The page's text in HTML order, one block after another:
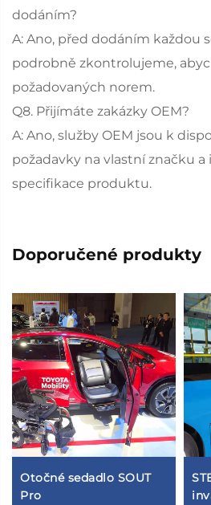
dodáním?
A: Ano, před dodáním každou
podrobně zkontrolujeme,
požadovaných norem.
Q8. Přijímáte zakázky OEM?
A: Ano, služby OEM jsou k
požadavky na vlastní značku
specifikace produktu.
Doporučené produkty
Otočné sedadlo SOUT
Pro